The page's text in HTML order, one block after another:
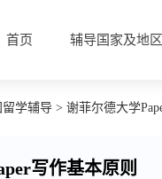
首页 辅导国家及地区
留学辅导 > 谢菲尔德大学
写作基本原则